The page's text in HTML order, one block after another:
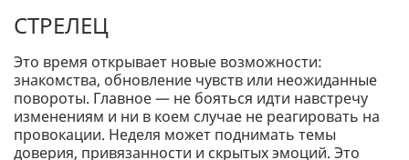
СТРЕЛЕЦ
Это время открывает новые возможности:
знакомства, обновление чувств или неожиданные
повороты. Главное — не бояться идти навстречу
изменениям и ни в коем случае не реагировать на
провокации. Неделя может поднимать темы
доверия, привязанности и скрытых эмоций. Это